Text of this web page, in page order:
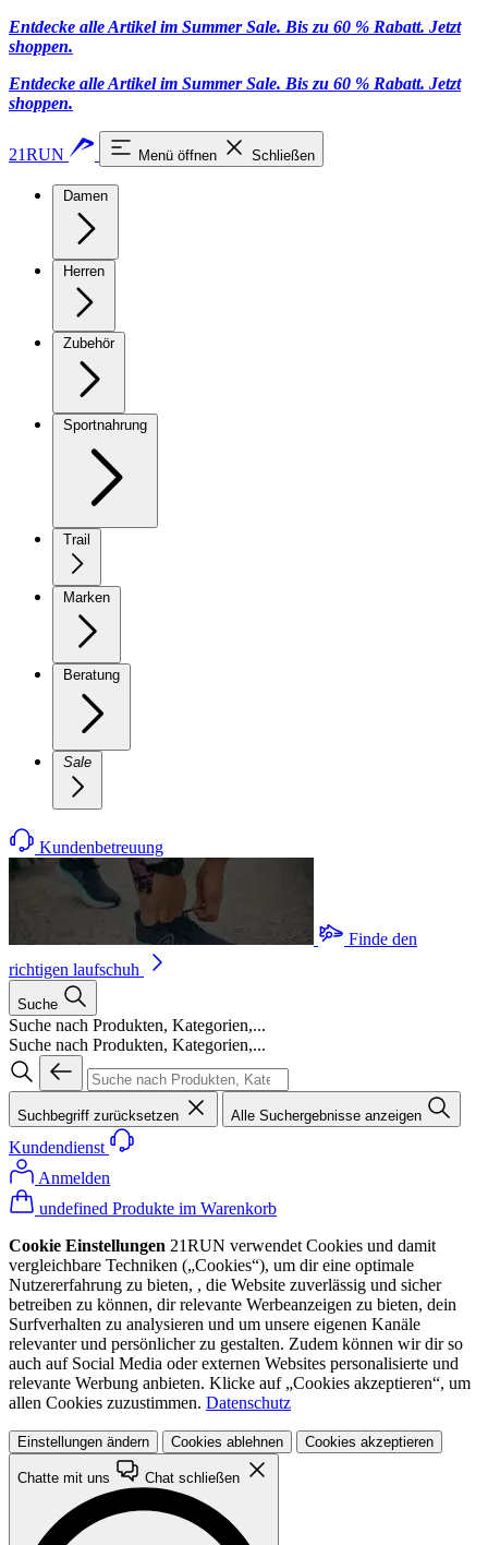
Entdecke alle Artikel im Summer Sale. Bis zu 60 % Rabatt. Jetzt
shoppen.
Entdecke alle Artikel im Summer Sale. Bis zu 60 % Rabatt. Jetzt
shoppen.
21RUN Menü öffnen Schließen
Damen
Herren
Zubehör
Sportnahrung
Trail
Marken
Beratung
Sale
Kundenbetreuung
Finde den
richtigen laufschuh
Suche
Suche nach Produkten, Kategorien,...
Suche nach Produkten, Kategorien,...
Suchbegriff zurücksetzen Alle Suchergebnisse anzeigen
Kundendienst
Anmelden
undefined Produkte im Warenkorb
Cookie Einstellungen 21RUN verwendet Cookies und damit
vergleichbare Techniken („Cookies“), um dir eine optimale
Nutzererfahrung zu bieten, , die Website zuverlässig und sicher
betreiben zu können, dir relevante Werbeanzeigen zu bieten, dein
Surfverhalten zu analysieren und um unsere eigenen Kanäle
relevanter und persönlicher zu gestalten. Zudem können wir dir so
auch auf Social Media oder externen Websites personalisierte und
relevante Werbung anbieten. Klicke auf „Cookies akzeptieren“, um
allen Cookies zuzustimmen. Datenschutz
Einstellungen ändern Cookies ablehnen Cookies akzeptieren
Chatte mit uns Chat schließen